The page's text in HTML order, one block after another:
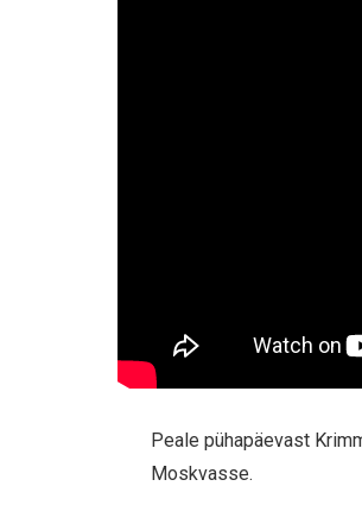
Peale pühapäevast
Moskvasse.